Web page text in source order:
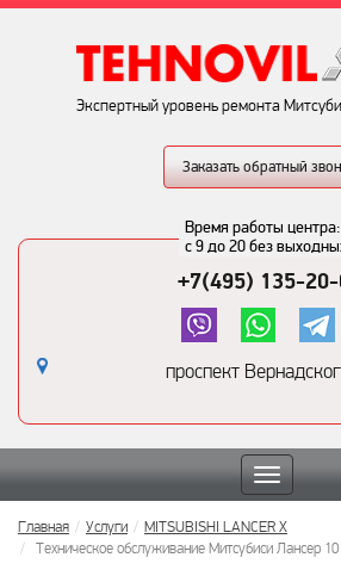
Экспертный уровень ремонта
Заказать обратный
Время работы центра:
с 9 до 20 без
+7(495) 135-
проспект
Toggle
navigation
Главная Услуги
MITSUBISHI LANCER X
Техническое обслуживание Митсубиси Лансер 10